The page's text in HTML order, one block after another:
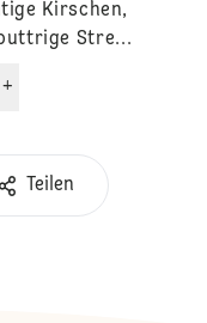
Kirschen,
Stre...
WEITERLESEN +
Teilen